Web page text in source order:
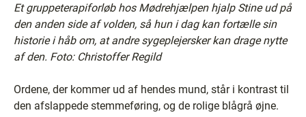
Et gruppeterapiforløb hos Mødrehjælpen hjalp Stine ud på
den anden side af volden, så hun i dag kan fortælle sin
historie i håb om, at andre sygeplejersker kan drage nytte
af den. Foto: Christoffer Regild
Ordene, der kommer ud af hendes mund, står i kontrast til
den afslappede stemmeføring, og de rolige blågrå øjne.